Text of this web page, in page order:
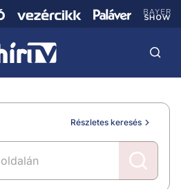
Részletes keresés